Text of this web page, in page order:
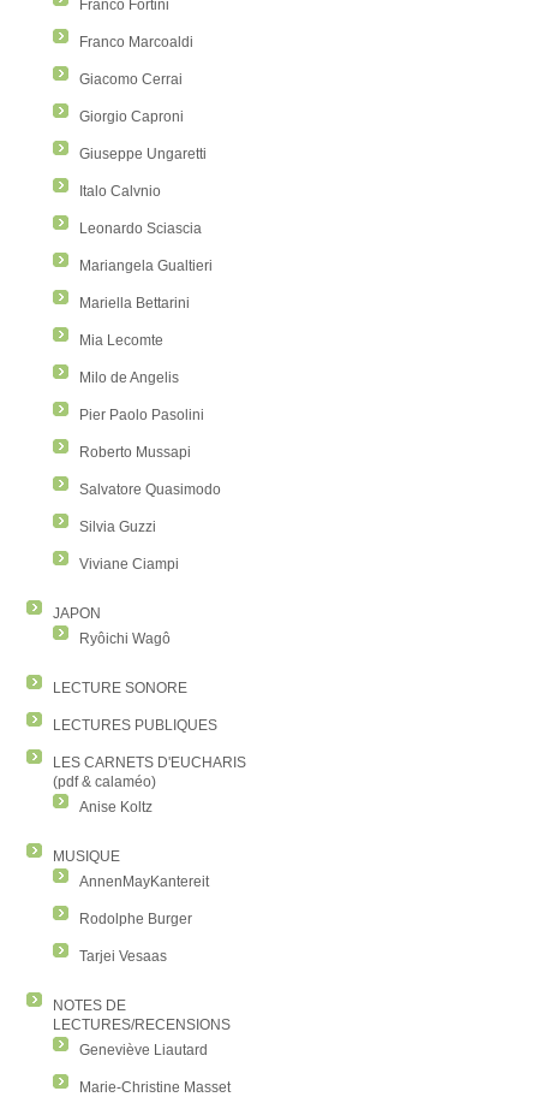
Franco Fortini
Franco Marcoaldi
Giacomo Cerrai
Giorgio Caproni
Giuseppe Ungaretti
Italo Calvnio
Leonardo Sciascia
Mariangela Gualtieri
Mariella Bettarini
Mia Lecomte
Milo de Angelis
Pier Paolo Pasolini
Roberto Mussapi
Salvatore Quasimodo
Silvia Guzzi
Viviane Ciampi
JAPON
Ryôichi Wagô
LECTURE SONORE
LECTURES PUBLIQUES
LES CARNETS D'EUCHARIS
(pdf & calaméo)
Anise Koltz
MUSIQUE
AnnenMayKantereit
Rodolphe Burger
Tarjei Vesaas
NOTES DE
LECTURES/RECENSIONS
Geneviève Liautard
Marie-Christine Masset